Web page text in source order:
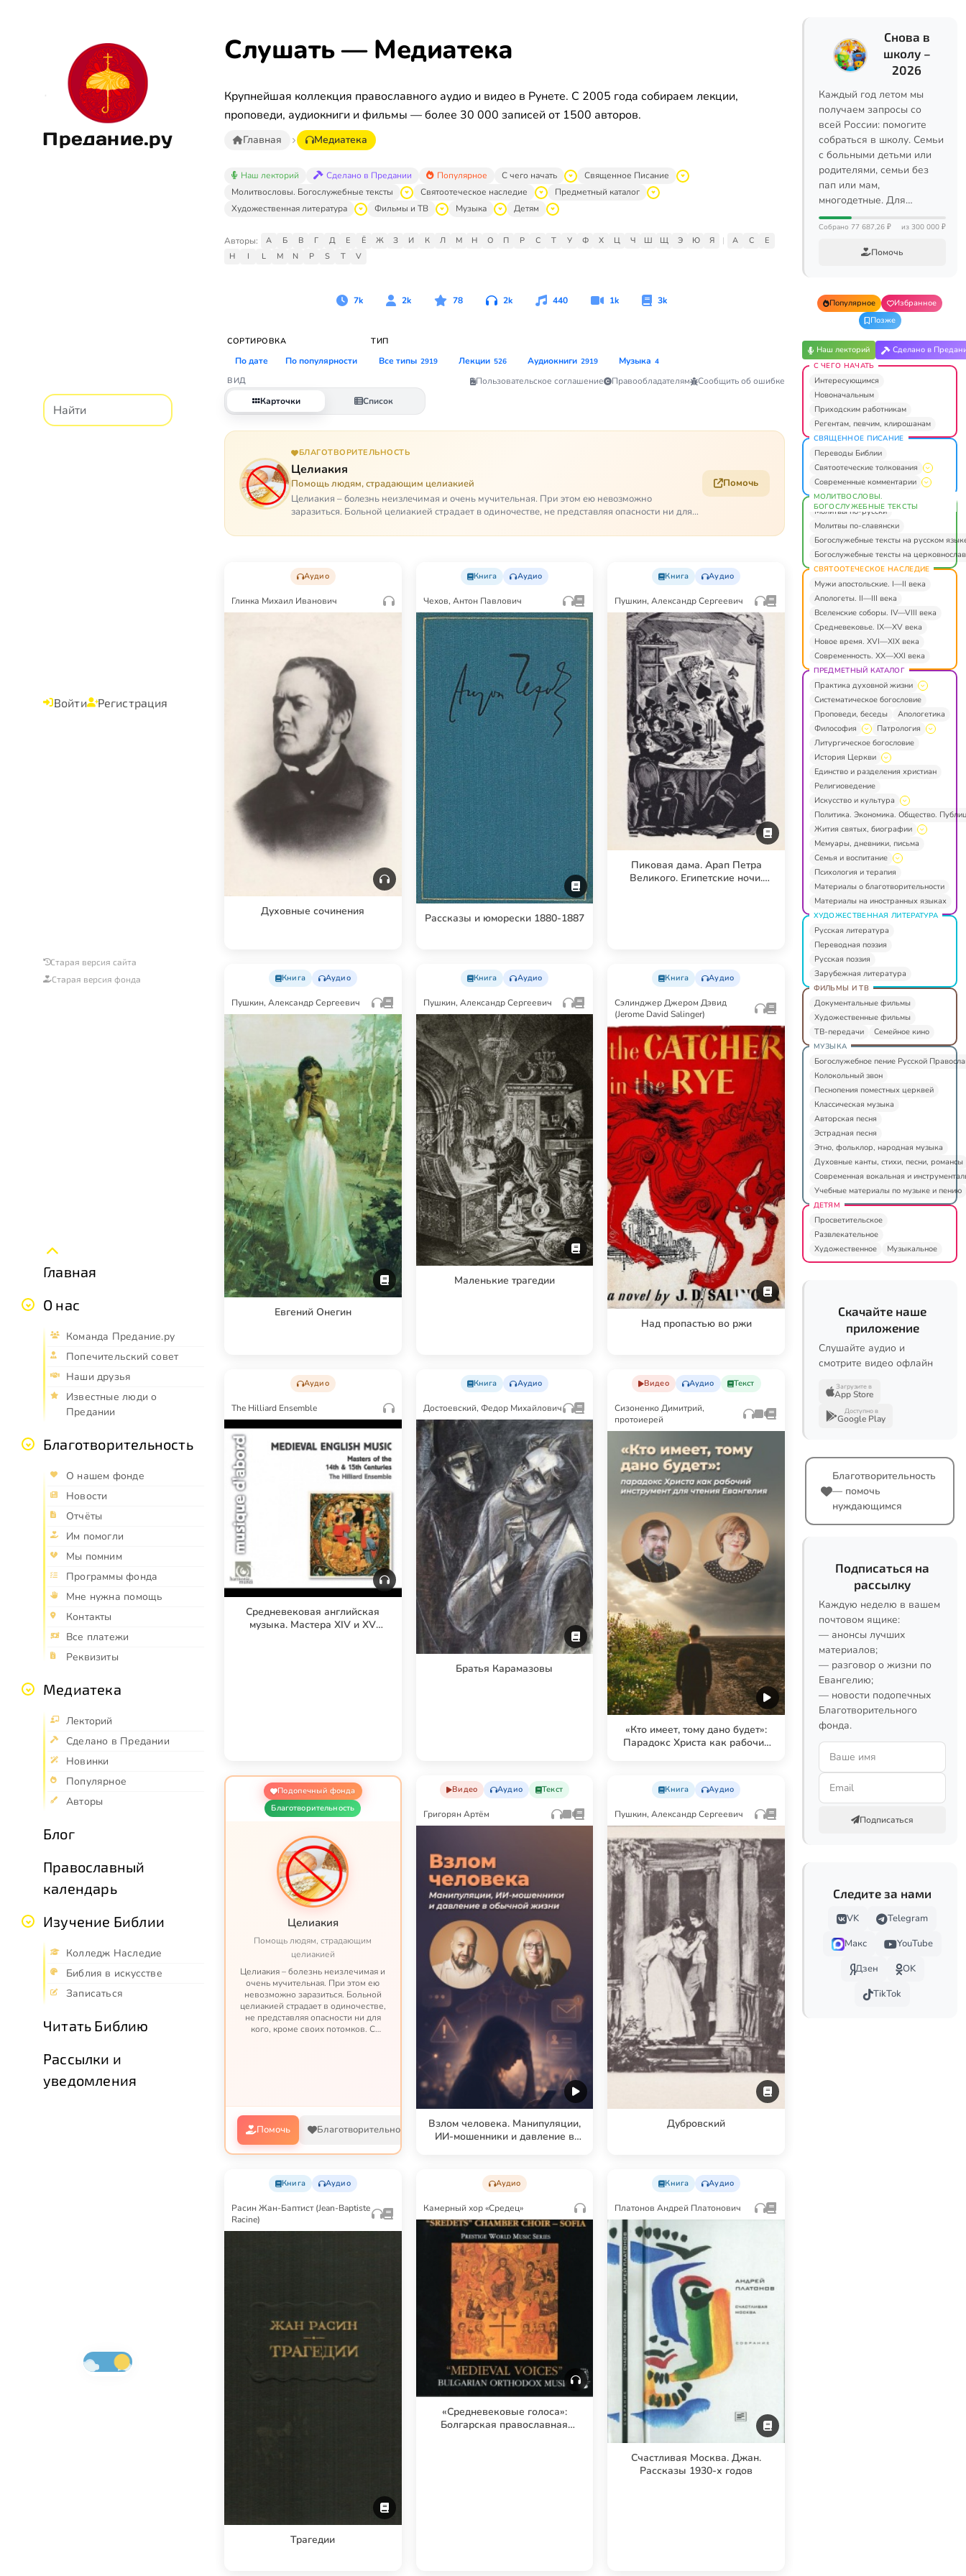
Предание.ру
Войти Регистрация
Старая версия сайта
Старая версия фонда
Главная
О нас
Команда Предание.ру
Попечительский совет
Наши друзья
Известные люди о
Предании
Благотворительность
О нашем фонде
Новости
Отчёты
Им помогли
Мы помним
Программы фонда
Мне нужна помощь
Контакты
Все платежи
Реквизиты
Медиатека
Лекторий
Сделано в Предании
Новинки
Популярное
Авторы
Блог
Православный
календарь
Изучение Библии
Колледж Наследие
Библия в искусстве
Записаться
Читать Библию
Рассылки и
уведомления
Слушать — Медиатека
Крупнейшая коллекция православного аудио и видео в Рунете. С 2005 года собираем лекции,
проповеди, аудиокниги и фильмы — более 30 000 записей от 1500 авторов.
Главная Медиатека
Наш лекторий Сделано в Предании Популярное С чего начать
Священное Писание
Молитвословы. Богослужебные тексты
Святоотеческое наследие
Предметный каталог
Художественная литература
Фильмы и ТВ Музыка Детям
Авторы: А Б В Г Д Е Ё Ж З И К Л М Н О П Р С Т У Ф Х Ц Ч Ш Щ Э Ю Я | A C
E
H
I L M N P S T V
7k 2k 78 2k 440 1k 3k
СОРТИРОВКА
По дате По популярности
ТИП
Все типы 2919 Лекции 526 Аудиокниги 2919 Музыка 4
ВИД
Карточки Список
Пользовательское соглашение Правообладателям Сообщить об ошибке
БЛАГОТВОРИТЕЛЬНОСТЬ
Целиакия
Помощь людям, страдающим целиакией
Целиакия – болезнь неизлечимая и очень мучительная. При этом ею невозможно
заразиться. Больной целиакией страдает в одиночестве, не представляя опасности ни для
Помочь
Аудио
Глинка Михаил Иванович
Духовные сочинения
Книга Аудио
Чехов, Антон Павлович
Рассказы и юморески 1880-1887
Книга Аудио
Пушкин, Александр Сергеевич
Пиковая дама. Арап Петра
Великого. Египетские ночи.
Книга Аудио
Пушкин, Александр Сергеевич
Евгений Онегин
Книга Аудио
Пушкин, Александр Сергеевич
Маленькие трагедии
Книга Аудио
Сэлинджер Джером Дэвид
(Jerome David Salinger)
Над пропастью во ржи
Аудио
The Hilliard Ensemble
Средневековая английская
музыка. Мастера XIV и XV
Книга Аудио
Достоевский, Федор Михайлович
Братья Карамазовы
Видео Аудио Текст
Сизоненко Димитрий,
протоиерей
«Кто имеет, тому дано будет»:
Парадокс Христа как рабочий
Подопечный фонда
Благотворительность
Целиакия
Помощь людям, страдающим
целиакией
Целиакия – болезнь неизлечимая и
очень мучительная. При этом ею
невозможно заразиться. Больной
целиакией страдает в одиночестве,
не представляя опасности ни для
кого, кроме своих потомков. С
Помочь Благотворительность Подробнее
Видео Аудио Текст
Григорян Артём
Взлом человека. Манипуляции,
ИИ-мошенники и давление в
Книга Аудио
Пушкин, Александр Сергеевич
Дубровский
Книга Аудио
Расин Жан-Баптист (Jean-Baptiste
Racine)
Трагедии
Аудио
Камерный хор «Средец»
«Средневековые голоса»:
Болгарская православная
Книга Аудио
Платонов Андрей Платонович
Счастливая Москва. Джан.
Рассказы 1930-х годов
Снова в
школу –
2026
Каждый год летом мы
получаем запросы со
всей России: помогите
собраться в школу. Семьи
с больными детьми или
родителями, семьи без
пап или мам,
многодетные. Для…
Собрано 77 687,26 ₽ из 300 000 ₽
Помочь
Популярное
Избранное
Позже
Наш лекторий Сделано в
С ЧЕГО НАЧАТЬ
Интересующимся
Новоначальным
Приходским работникам
Регентам, певчим, клирошанам
СВЯЩЕННОЕ ПИСАНИЕ
Переводы Библии
Святоотеческие толкования
Современные комментарии
МОЛИТВОСЛОВЫ.
БОГОСЛУЖЕБНЫЕ ТЕКСТЫ
Молитвы по-русски
Молитвы по-славянски
Богослужебные тексты на русском
Богослужебные тексты на
СВЯТООТЕЧЕСКОЕ НАСЛЕДИЕ
Мужи апостольские. I—II века
Апологеты. II—III века
Вселенские соборы. IV—VIII века
Средневековье. IX—XV века
Новое время. XVI—XIX века
Современность. XX—XXI века
ПРЕДМЕТНЫЙ КАТАЛОГ
Практика духовной жизни
Систематическое богословие
Проповеди, беседы
Апологетика
Философия
Патрология
Литургическое богословие
История Церкви
Единство и разделения христиан
Религиоведение
Искусство и культура
Политика. Экономика. Общество.
Жития святых, биографии
Мемуары, дневники, письма
Семья и воспитание
Психология и терапия
Материалы о благотворительности
Материалы на иностранных языках
ХУДОЖЕСТВЕННАЯ ЛИТЕРАТУРА
Русская литература
Переводная поэзия
Русская поэзия
Зарубежная литература
ФИЛЬМЫ И ТВ
Документальные фильмы
Художественные фильмы
ТВ-передачи
Семейное кино
МУЗЫКА
Богослужебное пение Русской
Колокольный звон
Песнопения поместных церквей
Классическая музыка
Авторская песня
Эстрадная песня
Этно, фольклор, народная музыка
Духовные канты, стихи, песни, романсы
Современная вокальная и
Учебные материалы по музыке и пению
ДЕТЯМ
Просветительское
Развлекательное
Художественное
Музыкальное
Скачайте наше
приложение
Слушайте аудио и
смотрите видео офлайн
Загрузите в
App Store
Доступно в
Google Play
Благотворительность
— помочь
нуждающимся
Подписаться на
рассылку
Каждую неделю в вашем
почтовом ящике:
— анонсы лучших
материалов;
— разговор о жизни по
Евангелию;
— новости подопечных
Благотворительного
фонда.
Подписаться
Следите за нами
VK
Telegram
Макс
YouTube
Дзен
OK
TikTok